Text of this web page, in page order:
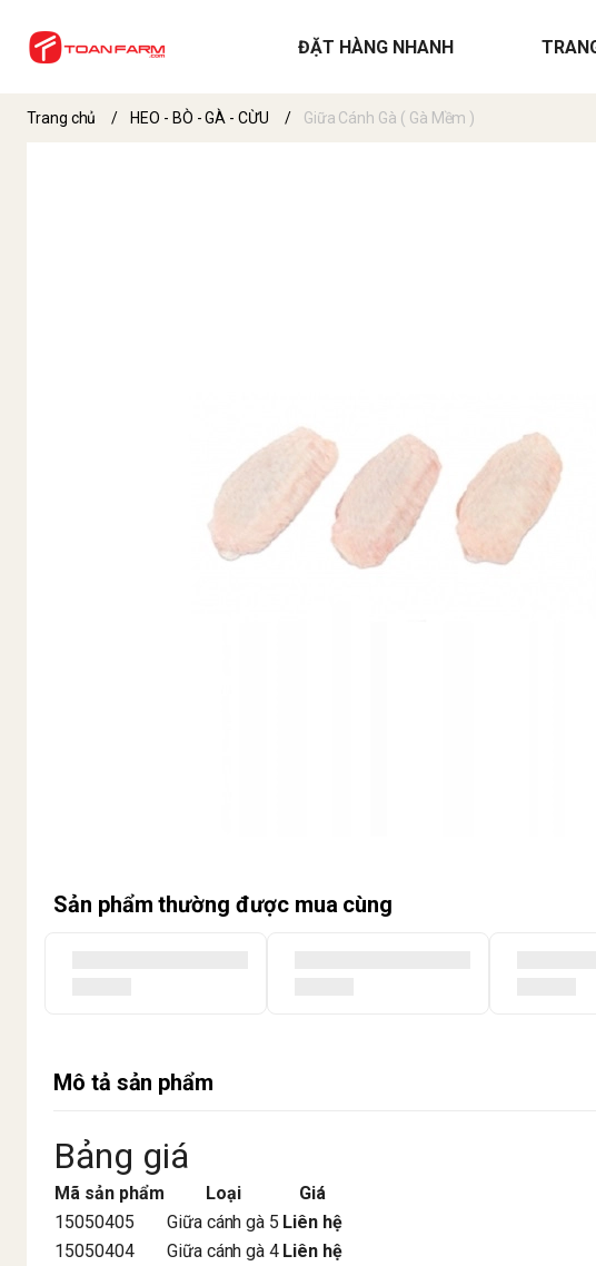
ĐẶT HÀNG NHANH
Trang chủ / HEO - BÒ - GÀ - CỪU / Giữa Cánh Gà ( Gà Mềm )
Sản phẩm thường được mua cùng
Mô tả sản phẩm
Bảng giá
Mã sản phẩm Loại
Giá
15050405
Giữa cánh gà 5 Liên hệ
15050404
Giữa cánh gà 4 Liên hệ